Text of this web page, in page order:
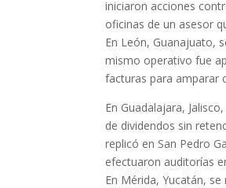
iniciaron acciones
oficinas de un asesor
En León, Guanajuato,
mismo operativo fue
facturas para amparar
En Guadalajara,
de dividendos sin
replicó en San Pedro
efectuaron auditorías
En Mérida, Yucatán,